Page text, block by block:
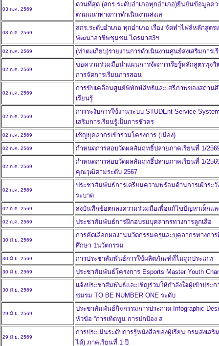
03 ก.ค. 2569
ด่วนที่สุด (สกร.ระดับอำเภอทุกอำเภอ)ยืนยันข้อมูล
ตามแนวทางการดำเนินงานส่งเส
03 ก.ค. 2569
สกร.ระดับอำเภอ ทุกอำเภอ เรื่อง จัดทำไฟล์หลักสูต
พัฒนาอาชีพชุมชน ไตรมาส3ฯ
02 ก.ค. 2569 (ท่าตะเกียบ)รายงานการดำเนินงานศูนย์ส่งเสริมการ
02 ก.ค. 2569
ขอความร่วมมือนำแผนการจัดการเรียรู้หลักสูตรทุจ
การจัดการเรียนการสอน
02 ก.ค. 2569
การขับเคลื่อนศูนย์พิทักษ์สิทธิและเสรีภาพของสถานศึ
เรียนรู้
02 ก.ค. 2569
การระงับการใช้งานระบบ STUDEnt Service
เสริมการเรียนรู้เป็นการชั่วคร
02 ก.ค. 2569 เชิญบุคลากรเข้าร่วมโครงการ (เมือง)
02 ก.ค. 2569 กำหนดการสอบวัดผลสัมฤทธิ์ปลายภาคเรียนที่ 1/
02 ก.ค. 2569
กำหนดการสอบวัดผลสัมฤทธิ์ปลายภาคเรียนที่ 1/
คุณวุฒิตามระดับ 2567
02 ก.ค. 2569
ประชาสัมพันธ์การเตรียมความพร้อมด้านการเฝ้าระ
ระบาด
02 ก.ค. 2569 ส่งบันทึกข้อตกลงความร่วมมือเพื่อแก้ไขปัญหาเด็กแล
02 ก.ค. 2569 ประชาสัมพันธ์การฝึกอบรมบุคลากรทางการลูกเสือ
30 มิ.ย. 2569
การคัดเลือกผลงานนวัตกรรมครูและบุคลากรทางกา
ศึกษา 1นวัตกรรม
30 มิ.ย. 2569 การประชาสัมพันธ์การใช้ผลิตภัณฑ์ที่ไม่ถูกประเภท
30 มิ.ย. 2569 ประชาสัมพันธ์โครงการ Esports Master Youth
30 มิ.ย. 2569
แจ้งประชาสัมพันธ์และเชิญร่วมให้กำลังใจผู้เข้าประ
ชมรม TO BE NUMBER ONE ระดับ
29 มิ.ย. 2569
ประชาสัมพันธ์กิจกรรมการประกวด Infographic
หัวข้อ “การเทิดทูน การปกป้อง ส
29 มิ.ย. 2569
การประเมินระดับการรู้หนังสือของผู้เรียน กรมส่งเส
ได้) ภาคเรียนที่ 1 ปี